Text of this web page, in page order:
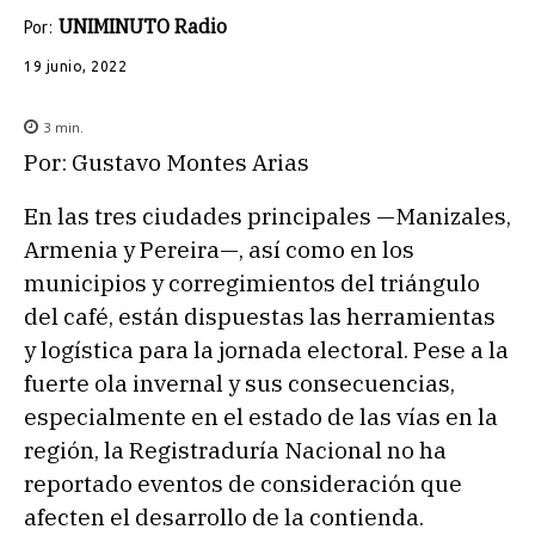
Por: UNIMINUTO Radio
19 junio, 2022
3 min.
Por: Gustavo Montes Arias
En las tres ciudades principales —Manizales,
Armenia y Pereira—, así como en los
municipios y corregimientos del triángulo
del café, están dispuestas las herramientas
y logística para la jornada electoral. Pese a la
fuerte ola invernal y sus consecuencias,
especialmente en el estado de las vías en la
región, la Registraduría Nacional no ha
reportado eventos de consideración que
afecten el desarrollo de la contienda.